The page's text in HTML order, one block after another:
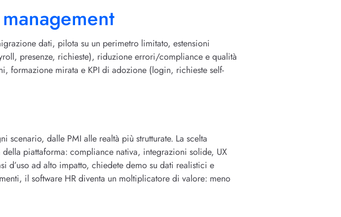
dati, pilota su un perimetro limitato, estensioni
presenze, richieste), riduzione errori/compliance e qualità
formazione mirata e KPI di adozione (login, richieste self-
dalle PMI alle realtà più strutturate. La scelta
piattaforma: compliance nativa, integrazioni solide, UX
d’uso ad alto impatto, chiedete demo su dati realistici e
il software HR diventa un moltiplicatore di valore: meno